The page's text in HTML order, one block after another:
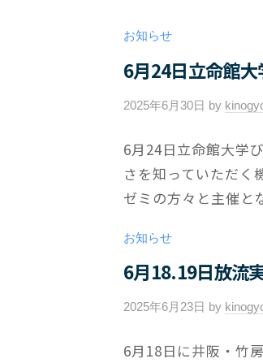
お知らせ
6月24日立命館大
2025年6月30日 by
6月24日立命館大学
さを知っていただく
ゼミの方々と主催と
お知らせ
6月18.19日放流
2025年6月23日 by
6月18日に井阪・竹